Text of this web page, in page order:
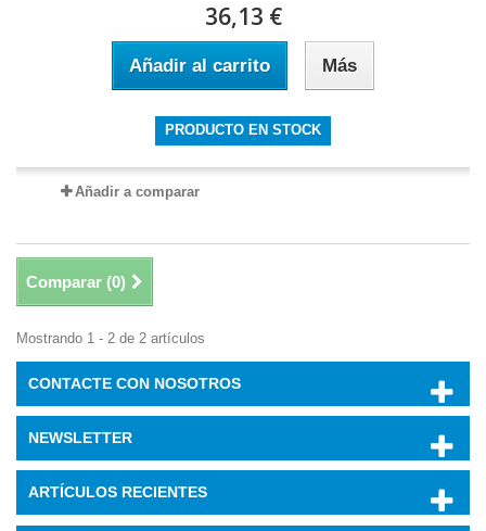
36,13 €
Añadir al carrito Más
PRODUCTO EN STOCK
Añadir a comparar
Comparar (0)
Mostrando 1 - 2 de 2 artículos
CONTACTE CON NOSOTROS
NEWSLETTER
ARTÍCULOS RECIENTES